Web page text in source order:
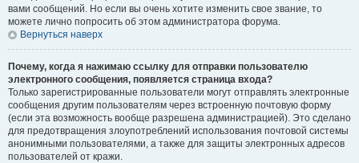
вами сообщений. Но если вы очень хотите изменить свое звание, то
можете лично попросить об этом администратора форума.
Вернуться наверх
Почему, когда я нажимаю ссылку для отправки пользователю
электронного сообщения, появляется страница входа?
Только зарегистрированные пользователи могут отправлять электронные
сообщения другим пользователям через встроенную почтовую форму
(если эта возможность вообще разрешена администрацией). Это сделано
для предотвращения злоупотреблений использования почтовой системы
анонимными пользователями, а также для защиты электронных адресов
пользователей от кражи.